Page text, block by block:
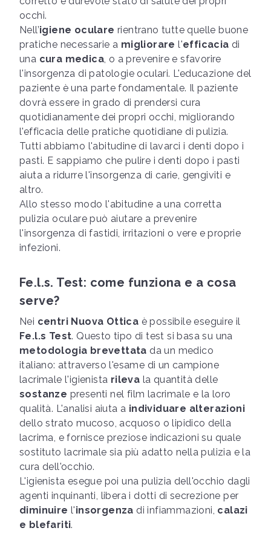
occhi.
Nell’igiene oculare rientrano tutte quelle buone
pratiche necessarie a migliorare l'efficacia di
una cura medica, o a prevenire e sfavorire
l'insorgenza di patologie oculari. L'educazione del
paziente è una parte fondamentale. Il paziente
dovrà essere in grado di prendersi cura
quotidianamente dei propri occhi, migliorando
l'efficacia delle pratiche quotidiane di pulizia.
Tutti abbiamo l'abitudine di lavarci i denti dopo i
pasti. E sappiamo che pulire i denti dopo i pasti
aiuta a ridurre l'insorgenza di carie, gengiviti e
altro.
Allo stesso modo l'abitudine a una corretta
pulizia oculare può aiutare a prevenire
l'insorgenza di fastidi, irritazioni o vere e proprie
infezioni.
Fe.l.s. Test: come funziona e a cosa
serve?
Nei centri Nuova Ottica è possibile eseguire il
Fe.l.s Test. Questo tipo di test si basa su una
metodologia brevettata da un medico
italiano: attraverso l'esame di un campione
lacrimale l'igienista rileva la quantità delle
sostanze presenti nel film lacrimale e la loro
qualità. L'analisi aiuta a individuare alterazioni
dello strato mucoso, acquoso o lipidico della
lacrima, e fornisce preziose indicazioni su quale
sostituto lacrimale sia più adatto nella pulizia e la
cura dell'occhio.
L'igienista esegue poi una pulizia dell'occhio dagli
agenti inquinanti, libera i dotti di secrezione per
diminuire l'insorgenza di infiammazioni, calazi
e blefariti.